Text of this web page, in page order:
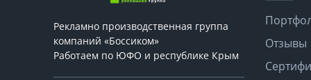
Рекламно производственная группа
компаний «Боссиком»
Работаем по ЮФО и республике Крым
Отзывы